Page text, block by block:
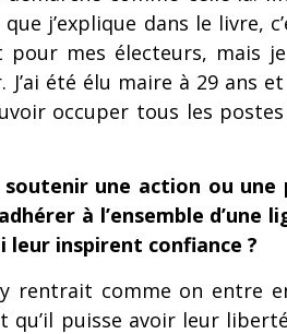
j’explique dans le livre,
mes électeurs, mais
été élu maire à 29 ans
occuper tous les
une action ou une
à l’ensemble d’une
inspirent confiance ?
rentrait comme on entre
qu’il puisse avoir leur